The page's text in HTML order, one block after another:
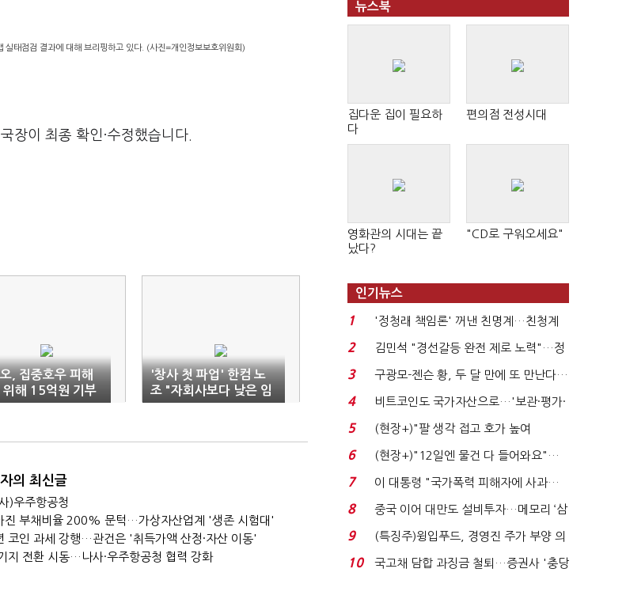
태점검 결과에 대해 브리핑하고 있다. (사진=개인정보보호위원회)
장이 최종 확인·수정했습니다.
, 집중호우 피해
위해 15억원 기부
'창사 첫 파업' 한컴 노
조 "자회사보다 낮은 임
금인상률"
의 최신글
)우주항공청
진 부채비율 200% 문턱…가상자산업계 '생존 시험대'
코인 과세 강행…관건은 '취득가액 산정·자산 이동'
지 전환 시동…나사·우주항공청 협력 강화
뉴스북
집다운 집이 필요하
다
편의점 전성시대
영화관의 시대는 끝
났다?
"CD로 구워오세요"
인기뉴스
1
'정청래 책임론' 꺼낸 친명계…친청계
는 추가투표 때리기...
2
김민석 "경선갈등 완전 제로 노력"…정
청래 "반명 공세 사...
3
구광모-젠슨 황, 두 달 만에 또 만난다…
로봇·AI 등 논...
4
비트코인도 국가자산으로…'보관·평가·
처분' 기준은 ...
5
(현장+)"팔 생각 접고 호가 높여
요"…'덜 똘똘한 한 채' 20...
6
(현장+)"12일엔 물건 다 들어와요"…
빈 매대 채우며 문 연 ...
7
이 대통령 "국가폭력 피해자에 사과…
적극적 조사로 진...
8
중국 이어 대만도 설비투자…메모리 ‘삼
국전쟁’
9
(특징주)윙입푸드, 경영진 주가 부양 의
지에 상한가...
10
국고채 담합 과징금 철퇴…증권사 '충당